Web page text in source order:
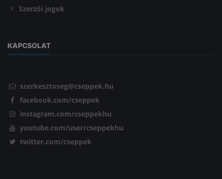
Szerzői jogok
KAPCSOLAT
szerkesztoseg@cseppek.hu
facebook.com/cseppek
instagram.com/cseppekhu
youtube.com/user/cseppekhu
twitter.com/cseppek